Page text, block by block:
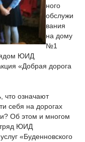
ного
обслужи
вания
на дому
№1
ЮИД
«Добрая дорога
что означают
себя на дорогах
Об этом и многом
ЮИД
«Буденновского